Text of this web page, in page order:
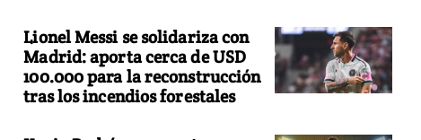
Lionel Messi se solidariza con
Madrid: aporta cerca de USD
100.000 para la reconstrucción
tras los incendios forestales